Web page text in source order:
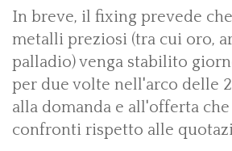
In breve, il fixing prevede
metalli preziosi (tra cui oro,
palladio) venga stabilito
per due volte nell'arco delle
alla domanda e all'offerta
confronti rispetto alle